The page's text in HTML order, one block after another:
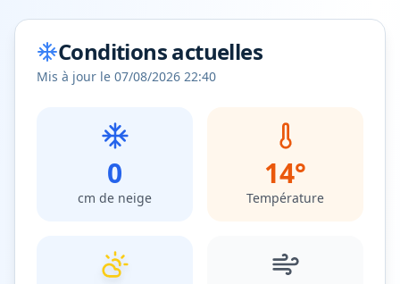
Conditions actuelles
Mis à jour le 07/08/2026 22:40
0
cm de neige
14°
Température